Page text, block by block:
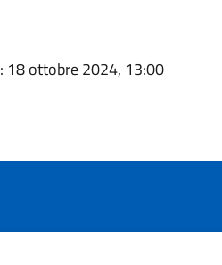
: 18 ottobre 2024, 13:00